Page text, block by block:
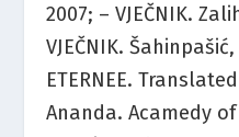
2007; – VJEČNIK.
VJEČNIK.
ETERNEE.
Ananda. Acamedy